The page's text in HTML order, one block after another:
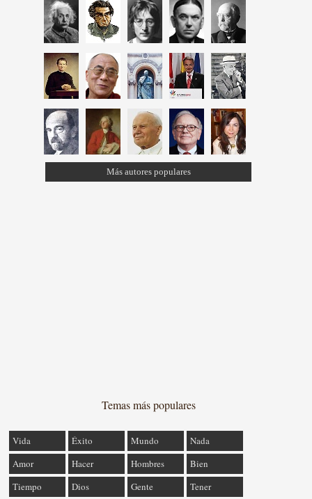
Más autores populares
Temas más populares
Vida Éxito Mundo
Nada
Amor
Hacer Hombres
Bien
Tiempo
Dios Gente Tener